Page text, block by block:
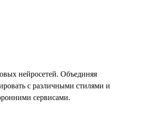
нейросетей. Объединяя
с различными стилями и
сервисами.